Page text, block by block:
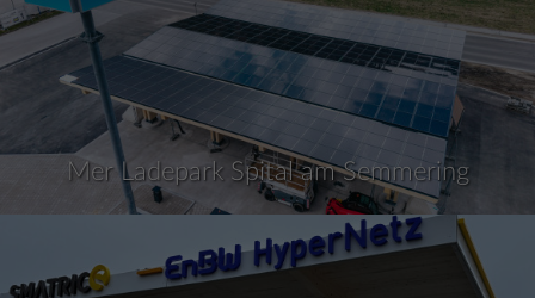
Mer Ladepark Spital am Semmering